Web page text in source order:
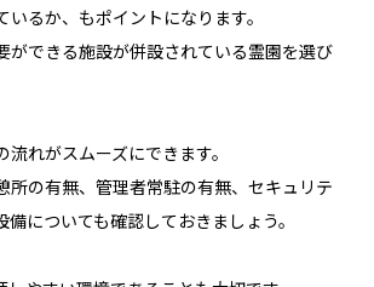
いるか、もポイントになります。
ができる施設が併設されている霊園を選び
流れがスムーズにできます。
所の有無、管理者常駐の有無、セキュリテ
備についても確認しておきましょう。